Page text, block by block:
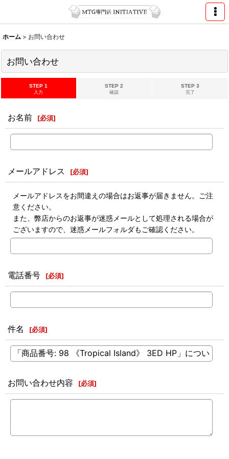
ホーム > お問い合わせ
お問い合わせ
STEP 1
入力
STEP 2
確認
STEP 3
完了
お名前 [必須]
メールアドレス [必須]
メールアドレスをお間違えの場合はお返事が届きません。ご注
意ください。
また、弊店からのお返事が迷惑メールとして処理される場合が
ございますので、迷惑メールフォルダもご確認ください。
電話番号 [必須]
件名 [必須]
お問い合わせ内容 [必須]